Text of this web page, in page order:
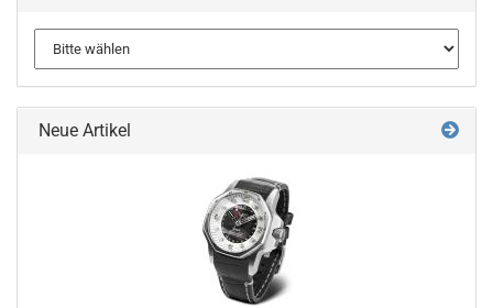
Neue Artikel